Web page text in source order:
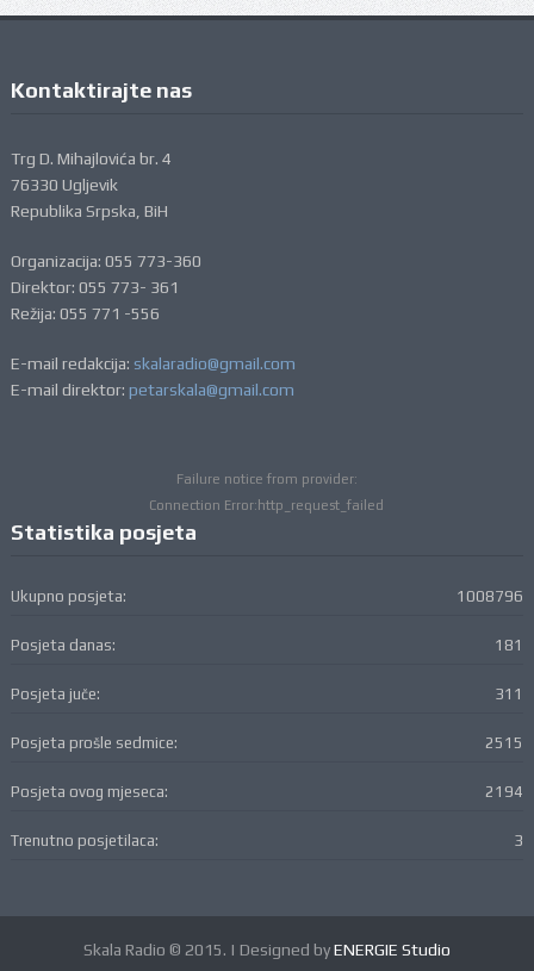
Kontaktirajte nas
Trg D. Mihajlovića br. 4
76330 Ugljevik
Republika Srpska, BiH
Organizacija: 055 773-360
Direktor: 055 773- 361
Režija: 055 771 -556
E-mail redakcija: skalaradio@gmail.com
E-mail direktor: petarskala@gmail.com
Failure notice from provider:
Connection Error:http_request_failed
Statistika posjeta
1008796
Ukupno posjeta:
181
Posjeta danas:
311
Posjeta juče:
2515
Posjeta prošle sedmice:
2194
Posjeta ovog mjeseca:
3
Trenutno posjetilaca:
Skala Radio © 2015. | Designed byENERGIE Studio